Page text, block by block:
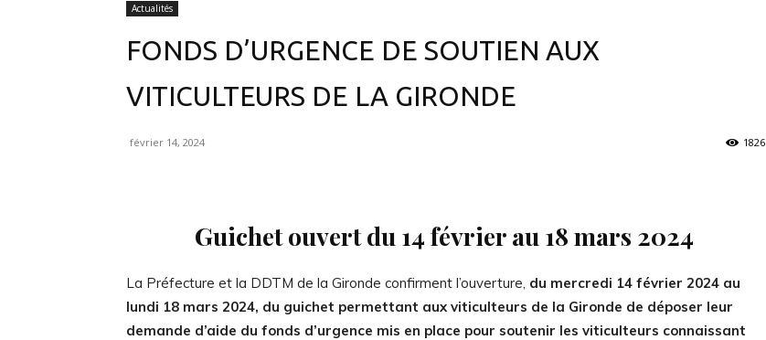
Actualités
FONDS D’URGENCE DE SOUTIEN AUX
VITICULTEURS DE LA GIRONDE
février 14, 2024 1826
Guichet ouvert du 14 février au 18 mars 2024
La Préfecture et la DDTM de la Gironde confirment l’ouverture, du mercredi 14 février 2024 au
lundi 18 mars 2024, du guichet permettant aux viticulteurs de la Gironde de déposer leur
demande d’aide du fonds d’urgence mis en place pour soutenir les viticulteurs connaissant